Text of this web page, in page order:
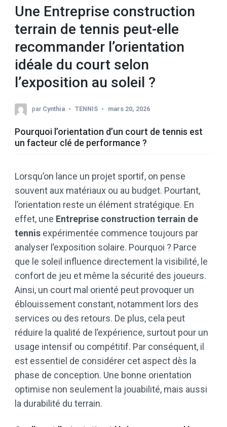
Une Entreprise construction
terrain de tennis peut-elle
recommander l’orientation
idéale du court selon
l’exposition au soleil ?
par Cynthia TENNIS mars 20, 2026
Pourquoi l’orientation d’un court de tennis est
un facteur clé de performance ?
Lorsqu’on lance un projet sportif, on pense
souvent aux matériaux ou au budget. Pourtant,
l’orientation reste un élément stratégique. En
effet, une Entreprise construction terrain de
tennis expérimentée commence toujours par
analyser l’exposition solaire. Pourquoi ? Parce
que le soleil influence directement la visibilité, le
confort de jeu et même la sécurité des joueurs.
Ainsi, un court mal orienté peut provoquer un
éblouissement constant, notamment lors des
services ou des retours. De plus, cela peut
réduire la qualité de l’expérience, surtout pour un
usage intensif ou compétitif. Par conséquent, il
est essentiel de considérer cet aspect dès la
phase de conception. Une bonne orientation
optimise non seulement la jouabilité, mais aussi
la durabilité du terrain.